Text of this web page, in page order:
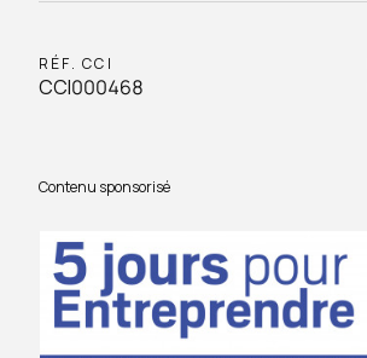
RÉF. CCI
CCI000468
Contenu sponsorisé